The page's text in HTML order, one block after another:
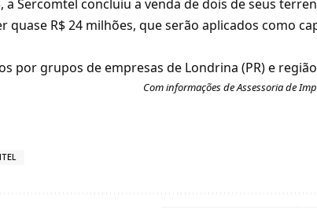
a Sercomtel concluiu a venda de dois de seus
quase R$ 24 milhões, que serão aplicados como
por grupos de empresas de Londrina (PR) e
Com informações de Assessoria de